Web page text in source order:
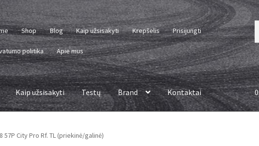
Shop Blog Kaip užsisakyti Krepšelis Prisijungti
politika Apie mus
Kaip užsisakyti Testų Brand Kontaktai
57P City Pro Rf. TL (priekinė/galinė)